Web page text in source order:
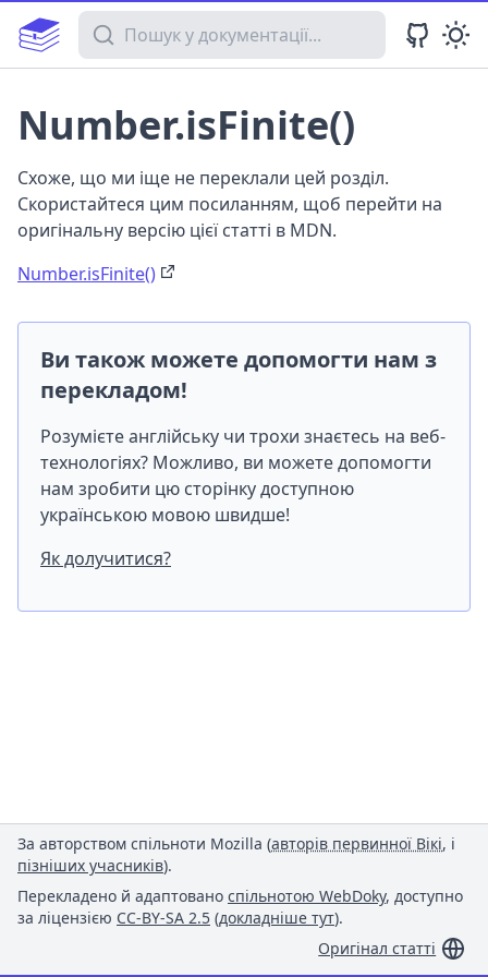
Пошук у документації
Number.isFinite()
Схоже, що ми іще не переклали цей розділ.
Скористайтеся цим посиланням, щоб перейти на
оригінальну версію цієї статті в MDN.
Number.isFinite()
Ви також можете допомогти нам з
перекладом!
Розумієте англійську чи трохи знаєтесь на веб-
технологіях? Можливо, ви можете допомогти
нам зробити цю сторінку доступною
українською мовою швидше!
Як долучитися?
За авторством спільноти Mozilla (авторів первинної Вікі, і
пізніших учасників).
Перекладено й адаптовано спільнотою WebDoky, доступно
за ліцензією CC-BY-SA 2.5 (докладніше тут).
Оригінал статті